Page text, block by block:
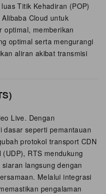
Titik Kehadiran (POP)
Cloud untuk
optimal, memberikan
optimal serta mengurangi
aliran akibat transmisi
Live. Dengan
dasar seperti pemantauan
protokol transport CDN
RTS mendukung
langsung dengan
Melalui integrasi
pengalaman